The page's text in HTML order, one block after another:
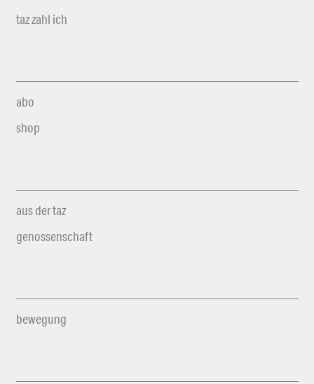
taz zahl ich
abo
shop
aus der taz
genossenschaft
bewegung